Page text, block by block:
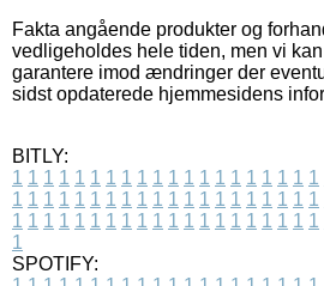
Fakta angående produkter og
vedligeholdes hele tiden, men vi
garantere imod ændringer der
sidst opdaterede hjemmesidens
BITLY:
1 1 1 1 1 1 1 1 1 1 1 1 1 1 1 1 1 1 1 1
1 1 1 1 1 1 1 1 1 1 1 1 1 1 1 1 1 1 1 1
1 1 1 1 1 1 1 1 1 1 1 1 1 1 1 1 1 1 1 1
1
SPOTIFY: